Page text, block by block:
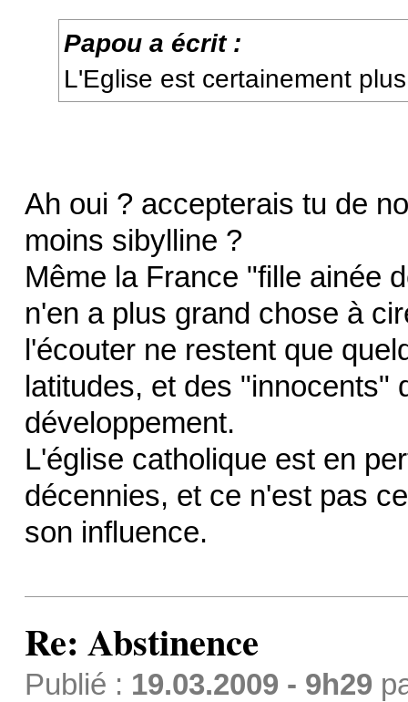
Papou a écrit :
L'Eglise est certainement
Ah oui ? accepterais tu de
moins sibylline ?
Même la France "fille ainée
n'en a plus grand chose à
l'écouter ne restent que
latitudes, et des "innocents"
développement.
L'église catholique est en
décennies, et ce n'est pas
son influence.
Re: Abstinence
Publié : 19.03.2009 - 9h29